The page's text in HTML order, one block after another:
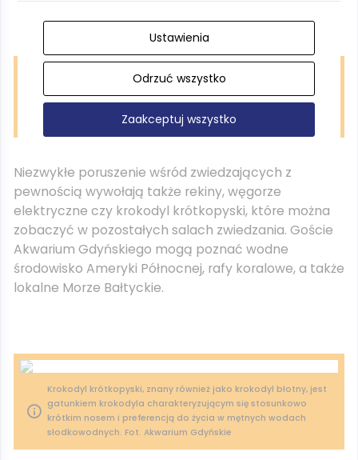
parzydełkowców, które są znane ze swojej jaskrawej i często
widowiskowej barwy. Fot. Akwarium Gdyńskie
Niezwykłe poruszenie wśród zwiedzających z
pewnością wywołają także rekiny, węgorze
elektryczne czy krokodyl krótkopyski, które można
zobaczyć w pozostałych salach zwiedzania. Goście
Akwarium Gdyńskiego mogą poznać wodne
środowisko Ameryki Północnej, rafy koralowe, a także
lokalne Morze Bałtyckie.
Krokodyl krótkopyski, znany również jako krokodyl błotny, jest
gatunkiem krokodyla charakteryzującym się stosunkowo
krótkim nosem i preferencją do życia w mętnych wodach
słodkowodnych. Fot. Akwarium Gdyńskie
Ustawienia
Odrzuć wszystko
Zaakceptuj wszystko